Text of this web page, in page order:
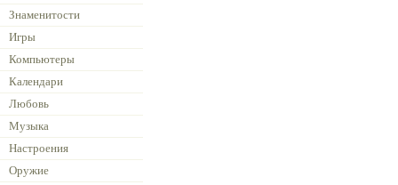
Знаменитости
Игры
Компьютеры
Календари
Любовь
Музыка
Настроения
Оружие